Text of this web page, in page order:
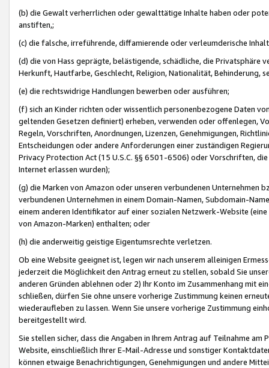
(b) die Gewalt verherrlichen oder gewalttätige Inhalte haben oder
anstiften,;
(c) die falsche, irreführende, diffamierende oder verleumderische
(d) die von Hass geprägte, belästigende, schädliche, die Privatsphäre
Herkunft, Hautfarbe, Geschlecht, Religion, Nationalität, Behinderung,
(e) die rechtswidrige Handlungen bewerben oder ausführen;
(f) sich an Kinder richten oder wissentlich personenbezogene Daten
geltenden Gesetzen definiert) erheben, verwenden oder offenlegen,
Regeln, Vorschriften, Anordnungen, Lizenzen, Genehmigungen,
Entscheidungen oder andere Anforderungen einer zuständigen
Privacy Protection Act (15 U.S.C. §§ 6501-6506) oder Vorschriften,
Internet erlassen wurden);
(g) die Marken von Amazon oder unseren verbundenen Unternehmen
verbundenen Unternehmen in einem Domain-Namen, Subdomain-
einem anderen Identifikator auf einer sozialen Netzwerk-Website
von Amazon-Marken) enthalten; oder
(h) die anderweitig geistige Eigentumsrechte verletzen.
Ob eine Website geeignet ist, legen wir nach unserem alleinigen
jederzeit die Möglichkeit den Antrag erneut zu stellen, sobald Sie
anderen Gründen ablehnen oder 2) Ihr Konto im Zusammenhang mit
schließen, dürfen Sie ohne unsere vorherige Zustimmung keinen
wiederaufleben zu lassen. Wenn Sie unsere vorherige Zustimmung
bereitgestellt wird.
Sie stellen sicher, dass die Angaben in Ihrem Antrag auf Teilnahme
Website, einschließlich Ihrer E-Mail-Adresse und sonstiger
können etwaige Benachrichtigungen, Genehmigungen und andere